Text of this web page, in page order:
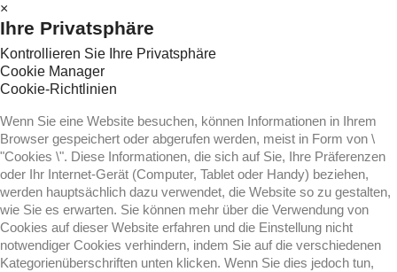
×
Ihre Privatsphäre
Kontrollieren Sie Ihre Privatsphäre
Cookie Manager
Cookie-Richtlinien
Wenn Sie eine Website besuchen, können Informationen in Ihrem
Browser gespeichert oder abgerufen werden, meist in Form von \
"Cookies \". Diese Informationen, die sich auf Sie, Ihre Präferenzen
oder Ihr Internet-Gerät (Computer, Tablet oder Handy) beziehen,
werden hauptsächlich dazu verwendet, die Website so zu gestalten,
wie Sie es erwarten. Sie können mehr über die Verwendung von
Cookies auf dieser Website erfahren und die Einstellung nicht
notwendiger Cookies verhindern, indem Sie auf die verschiedenen
Kategorienüberschriften unten klicken. Wenn Sie dies jedoch tun,